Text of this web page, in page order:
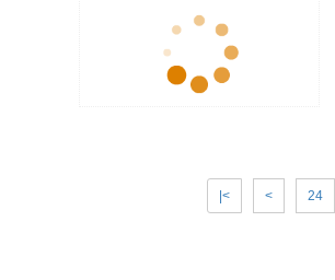
|< < 24